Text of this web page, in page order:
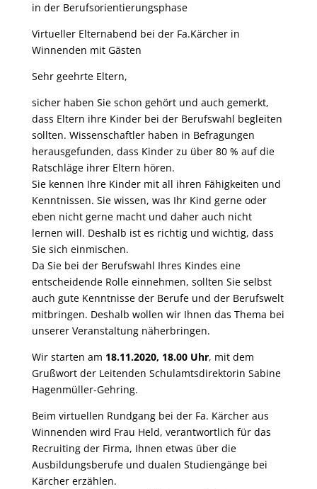
in der Berufsorientierungsphase
Virtueller Elternabend bei der Fa.Kärcher in
Winnenden mit Gästen
Sehr geehrte Eltern,
sicher haben Sie schon gehört und auch gemerkt,
dass Eltern ihre Kinder bei der Berufswahl begleiten
sollten. Wissenschaftler haben in Befragungen
herausgefunden, dass Kinder zu über 80 % auf die
Ratschläge ihrer Eltern hören.
Sie kennen Ihre Kinder mit all ihren Fähigkeiten und
Kenntnissen. Sie wissen, was Ihr Kind gerne oder
eben nicht gerne macht und daher auch nicht
lernen will. Deshalb ist es richtig und wichtig, dass
Sie sich einmischen.
Da Sie bei der Berufswahl Ihres Kindes eine
entscheidende Rolle einnehmen, sollten Sie selbst
auch gute Kenntnisse der Berufe und der Berufswelt
mitbringen. Deshalb wollen wir Ihnen das Thema bei
unserer Veranstaltung näherbringen.
Wir starten am 18.11.2020, 18.00 Uhr, mit dem
Grußwort der Leitenden Schulamtsdirektorin Sabine
Hagenmüller-Gehring.
Beim virtuellen Rundgang bei der Fa. Kärcher aus
Winnenden wird Frau Held, verantwortlich für das
Recruiting der Firma, Ihnen etwas über die
Ausbildungsberufe und dualen Studiengänge bei
Kärcher erzählen.